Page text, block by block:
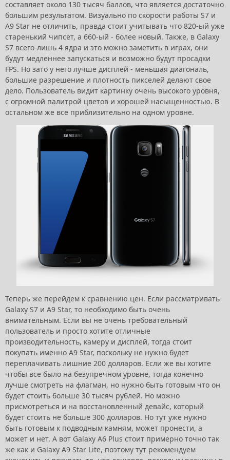
составляет около 130 тысяч баллов, что является достаточно
большим результатом. Визуально по скорости работы S7 и
A9 Star не отличить, правда стоит учитывать что 820-ый уже
старенький чипсет, а 660-ый - более новый. Также, в Galaxy
S7 всего-лишь 4 ядра и это можно заметить в играх, они
будут медленнее запускаться и возможно будут просадки
FPS. Но зато у него лучше дисплей - меньшая диагональ,
большие разрешение и плотность пикселей делают свое
дело. Пользователь видит картинку очень высокого уровня,
с огромной палитрой цветов и хорошей насыщенностью. В
остальном же все приблизительно на одном уровне.
Теперь же перейдем к сравнению цен. Если рассматривать
Galaxy S7 и A9 Star, то необходимо быть очень
внимательным. Если вы не очень требовательный
пользователь и просто хотите отличные
производительность, камеру и дисплей, тогда стоит
покупать именно A9 Star, поскольку не нужно будет
переплачивать лишние 200 долларов. Если же вы хотите
чтобы все было на безупречном уровне, тогда конечно
лучше смотреть на флагман, но нужно быть готовым что он
будет стоить больше 30 тысяч рублей. Но можно
присмотреться и на восстановленный девайс, который
будет стоить не больше 300 долларов. Но тут уже нужно
быть готовым к подводным камням, может пронести, а
может и нет. А вот Galaxy A6 Plus стоит примерно точно так
же как и Galaxy A9 Star Lite, поэтому тут рекомендуем